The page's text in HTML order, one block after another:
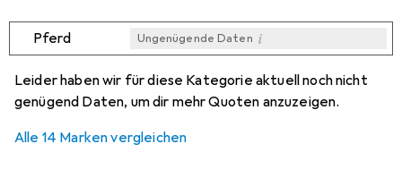
Pferd Ungenügende Daten i
Leider haben wir für diese Kategorie aktuell noch nicht
genügend Daten, um dir mehr Quoten anzuzeigen.
Alle 14 Marken vergleichen